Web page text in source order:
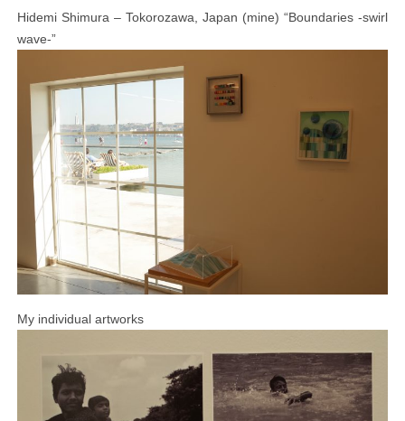
Hidemi Shimura – Tokorozawa, Japan (mine) “Boundaries -swirl
wave-”
My individual artworks